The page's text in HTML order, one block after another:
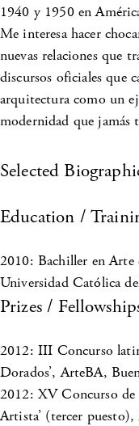
1940 y 1950 en
Me interesa hacer
nuevas relaciones que
discursos oficiales que
arquitectura como un
modernidad que jamás
Selected
Education /
2010: Bachiller en
Universidad Católica
Prizes /
2012: III Concurso
Dorados’, ArteBA,
2012: XV Concurso de
Artista’ (tercer